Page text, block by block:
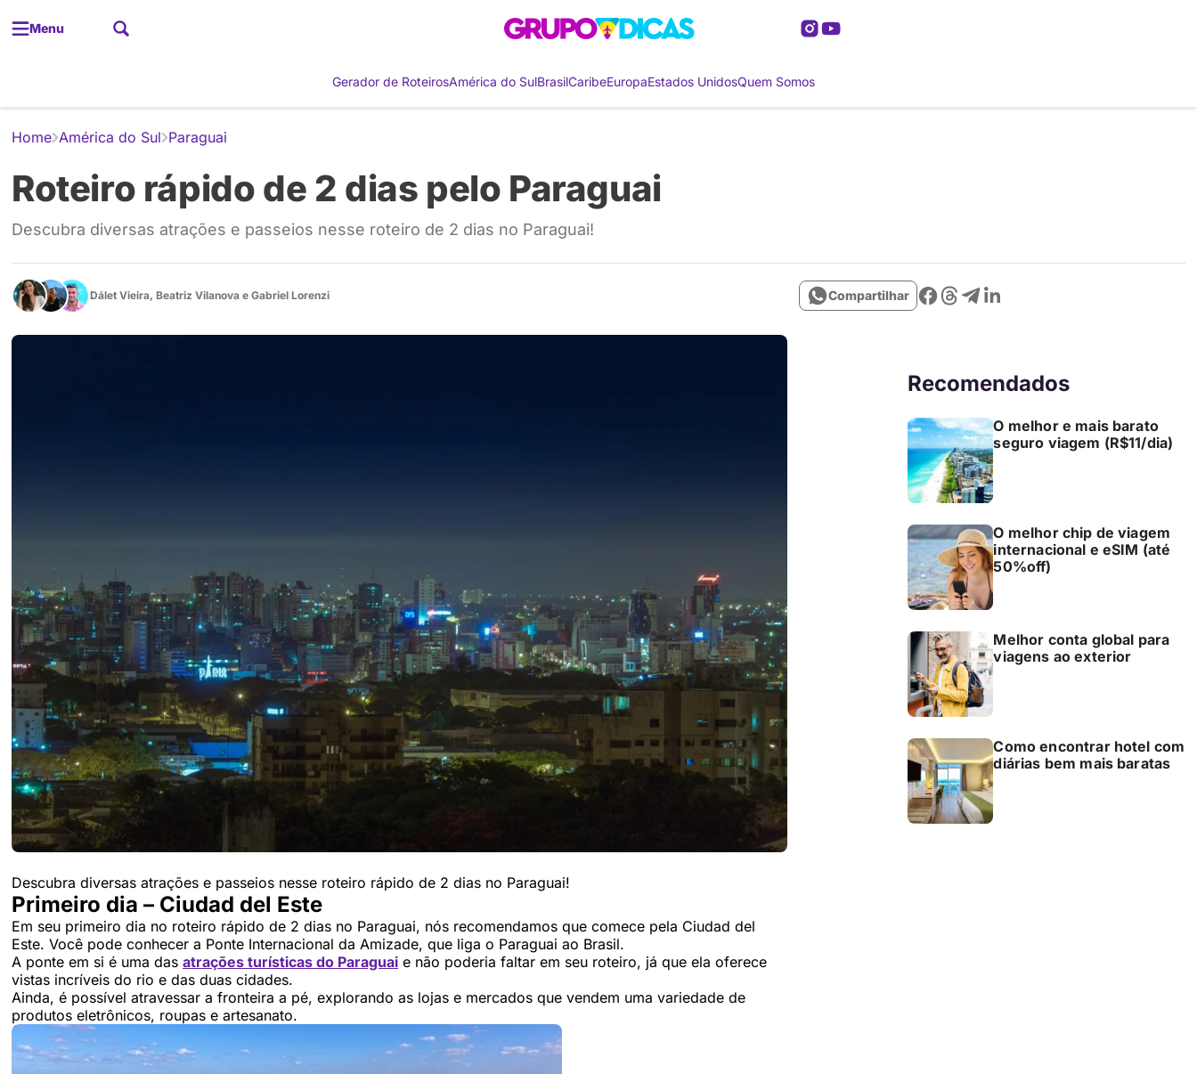
Menu
Gerador de RoteirosAmérica do SulBrasilCaribeEuropaEstados UnidosQuem Somos
Home América do Sul Paraguai
Roteiro rápido de 2 dias pelo Paraguai
Descubra diversas atrações e passeios nesse roteiro de 2 dias no Paraguai!
Dálet Vieira, Beatriz Vilanova e Gabriel Lorenzi Compartilhar
Descubra diversas atrações e passeios nesse roteiro rápido de 2 dias no Paraguai!
Primeiro dia – Ciudad del Este
Em seu primeiro dia no roteiro rápido de 2 dias no Paraguai, nós recomendamos que comece pela Ciudad del
Este. Você pode conhecer a Ponte Internacional da Amizade, que liga o Paraguai ao Brasil.
A ponte em si é uma das atrações turísticas do Paraguai e não poderia faltar em seu roteiro, já que ela oferece
vistas incríveis do rio e das duas cidades.
Ainda, é possível atravessar a fronteira a pé, explorando as lojas e mercados que vendem uma variedade de
produtos eletrônicos, roupas e artesanato.
Recomendados
O melhor e mais barato
seguro viagem (R$11/dia)
O melhor chip de viagem
internacional e eSIM (até
50%off)
Melhor conta global para
viagens ao exterior
Como encontrar hotel com
diárias bem mais baratas